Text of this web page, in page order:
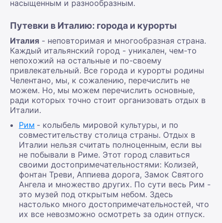
насыщенным и разнообразным.
Путевки в Италию: города и курорты
Италия - неповторимая и многообразная страна.
Каждый итальянский город - уникален, чем-то
непохожий на остальные и по-своему
привлекательный. Все города и курорты родины
Челентано, мы, к сожалению, перечислить не
можем. Но, мы можем перечислить основные,
ради которых точно стоит организовать отдых в
Италии.
Рим - колыбель мировой культуры, и по
совместительству столица страны. Отдых в
Италии нельзя считать полноценным, если вы
не побывали в Риме. Этот город славиться
своими достопримечательностями: Колизей,
фонтан Треви, Аппиева дорога, Замок Святого
Ангела и множество других. По сути весь Рим -
это музей под открытым небом. Здесь
настолько много достопримечательностей, что
их все невозможно осмотреть за один отпуск.